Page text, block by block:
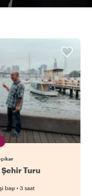
Turu
başı • 3 saat